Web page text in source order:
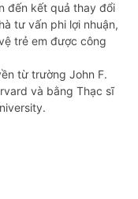
đến kết quả thay đổi
tư vấn phi lợi nhuận,
trẻ em được công
từ trường John F.
và bằng Thạc sĩ